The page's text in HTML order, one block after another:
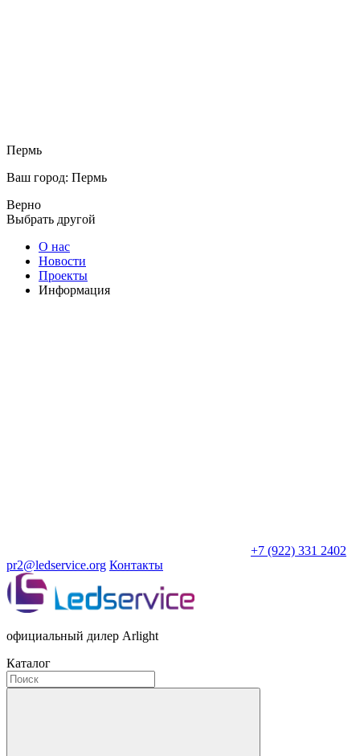
Пермь
Ваш город: Пермь
Верно
Выбрать другой
О нас
Новости
Проекты
Информация
+7 (922) 331 2402
pr2@ledservice.org Контакты
официальный дилер Arlight
Каталог